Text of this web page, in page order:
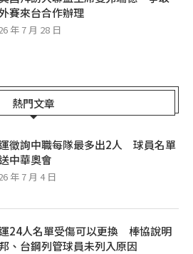
賽來台合作辦理
年 7 月 28 日
熱門文章
徵詢中職每隊最多出2人 球員名單
中華奧會
年 7 月 4 日
24人名單受傷可以更換 棒協說明
、台鋼列管球員未列入原因